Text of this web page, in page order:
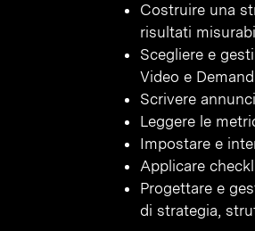
Costruire una
risultati
Scegliere e
Video e
Scrivere
Leggere le
Impostare e
Applicare
Progettare e
di strategia,